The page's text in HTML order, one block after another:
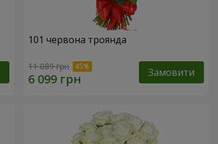
101 червона троянда
11 089 грн Замовити